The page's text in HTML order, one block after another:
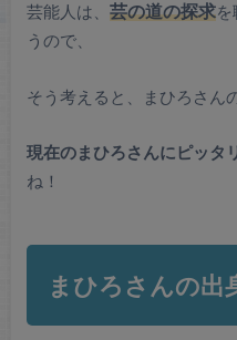
芸能人は、 芸の道の探求を
うので、
そう考えると、まひろさん
現在のまひろさんにピッタ
ね！
まひろさんの出